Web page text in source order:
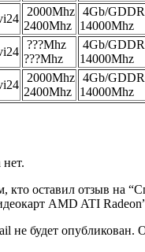
2000Mhz
2400Mhz
4Gb/
14000Mhz
???Mhz
???Mhz
4Gb/
14000Mhz
2000Mhz
2400Mhz
4Gb/
14000Mhz
кто оставил отзыв на
AMD ATI
не будет опубликован.